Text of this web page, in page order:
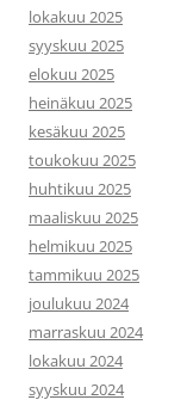
lokakuu 2025
syyskuu 2025
elokuu 2025
heinäkuu 2025
kesäkuu 2025
toukokuu 2025
huhtikuu 2025
maaliskuu 2025
helmikuu 2025
tammikuu 2025
joulukuu 2024
marraskuu 2024
lokakuu 2024
syyskuu 2024